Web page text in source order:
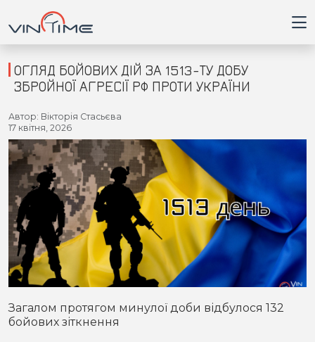
Головна
Війна
Новини
Кримінал
Здоров'я
Приватна думка
В кулуарах
Місто
ОГЛЯД БОЙОВИХ ДІЙ ЗА 1513-ТУ ДОБУ
ЗБРОЙНОЇ АГРЕСІЇ РФ ПРОТИ УКРАЇНИ
Автор: Вікторія Стасьєва
17 квітня, 2026
Загалом протягом минулої доби відбулося 132
бойових зіткнення